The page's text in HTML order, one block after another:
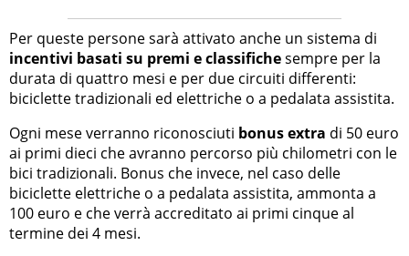
Per queste persone sarà attivato anche un sistema di
incentivi basati su premi e classifichesempre per la
durata di quattro mesi e per due circuiti differenti:
biciclette tradizionali ed elettriche o a pedalata assistita.
Ogni mese verranno riconosciuti bonus extra di 50 euro
ai primi dieci che avranno percorso più chilometri con le
bici tradizionali. Bonus che invece, nel caso delle
biciclette elettriche o a pedalata assistita, ammonta a
100 euro e che verrà accreditato ai primi cinque al
termine dei 4 mesi.